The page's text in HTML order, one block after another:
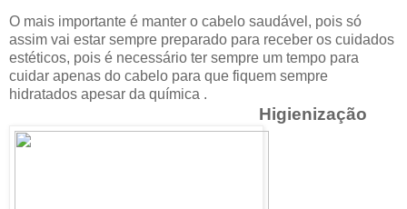
O mais importante é manter o cabelo saudável, pois só
assim vai estar sempre preparado para receber os cuidados
estéticos, pois é necessário ter sempre um tempo para
cuidar apenas do cabelo para que fiquem sempre
hidratados apesar da química .
Higienização